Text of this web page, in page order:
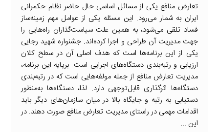
تعارض منافع یکی از مسائل اساسی حال حاضر نظام حکمرانی
ایران به شمار می‌رود. این مسئله یکی از عوامل مهم زمینه‌ساز
فساد تلقی می‌شود، به همین علت سیاست‌گذاران راه‌هایی را
جهت مدیریت آن طراحی و اجرا کرده‌اند. جشنواره شهید رجایی
یکی از این برنامه‌ها است که هدف اصلی آن در سطح کلان
ارزیابی و رتبه‌بندی دستگاه‌های اجرایی است. برپایه این برنامه،
مدیریت تعارض منافع از جمله مولفه‌هایی است که در رتبه‌بندی
دستگاه‌ها اثرگذاری قابل‌توجهی دارد. لذا، دستگاه‌ها به‌منظور
دستیابی به رتبه و جایگاه بالا در میان سازمان‌های دیگر باید
اقدامات مهمی در راستای مدیریت تعارض منافع صورت دهند. در
این ...